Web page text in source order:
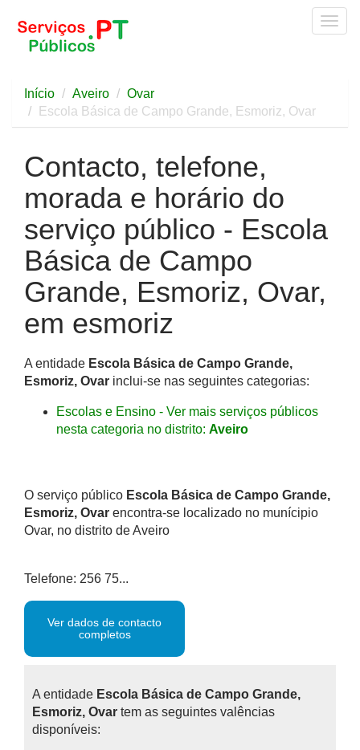
Início Aveiro
Ovar
Escola Básica de Campo Grande, Esmoriz, Ovar
Contacto, telefone,
morada e horário do
serviço público - Escola
Básica de Campo
Grande, Esmoriz, Ovar,
em esmoriz
A entidade Escola Básica de Campo Grande,
Esmoriz, Ovar inclui-se nas seguintes categorias:
Escolas e Ensino - Ver mais serviços públicos
nesta categoria no distrito: Aveiro
O serviço público Escola Básica de Campo Grande,
Esmoriz, Ovar encontra-se localizado no munícipio
Ovar, no distrito de Aveiro
Telefone: 256 75...
Ver dados de contacto
completos
A entidade Escola Básica de Campo Grande,
Esmoriz, Ovar tem as seguintes valências
disponíveis: